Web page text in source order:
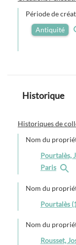
Période de
Antiquité
Historique
Historiques de
Nom du
Pourtalès,
Paris
Nom du
Pourtalès
Nom du
Rousset,